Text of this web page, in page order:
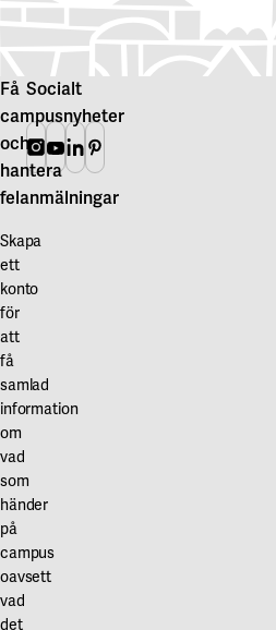
Få
campusnyheter
och
hantera
felanmälningar
Skapa
ett
konto
för
att
få
samlad
information
om
vad
som
händer
på
campus
oavsett
vad
det
Socialt
Instagram
Youtube
Linkedin
Pinterest